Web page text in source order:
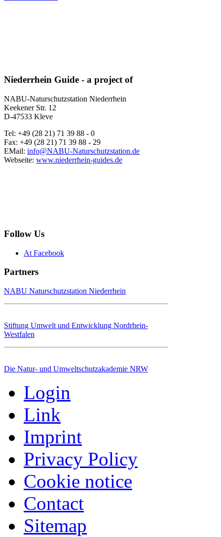
Niederrhein Guide - a project of
NABU-Naturschutzstation Niederrhein
Keekener Str. 12
D-47533 Kleve
Tel: +49 (28 21) 71 39 88 - 0
Fax: +49 (28 21) 71 39 88 - 29
EMail: info@NABU-Naturschutzstation.de
Webseite: www.niederrhein-guides.de
Follow Us
At Facebook
Partners
NABU Naturschutzstation Niederrhein
Stiftung Umwelt und Entwicklung Nordrhein-
Westfalen
Die Natur- und Umweltschutzakademie NRW
Login
Link
Imprint
Privacy Policy
Cookie notice
Contact
Sitemap